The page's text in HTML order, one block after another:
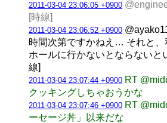
2011-03-04 23:06:05 +0900
[時線]
2011-03-04 23:06:52 +0900
時間次第ですかねえ… それと、
ホールに行かないとならないと
線]
2011-03-04 23:07:44 +0900 RT
クッキングしちゃおうかな
2011-03-04 23:07:46 +0900 RT
ーセージ丼」以来だな